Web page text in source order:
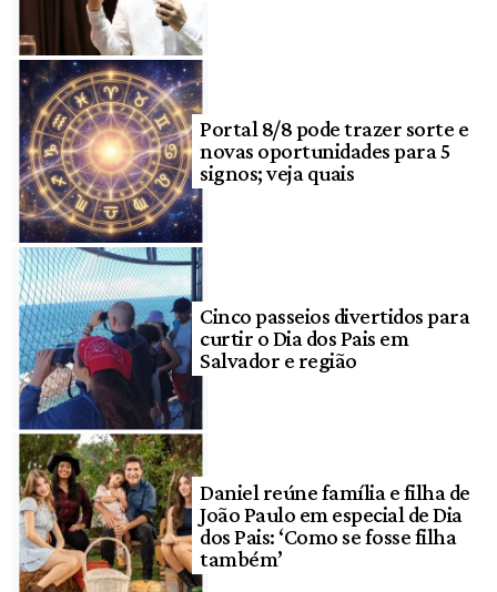
Portal 8/8 pode trazer sorte e
novas oportunidades para 5
signos; veja quais
Cinco passeios divertidos para
curtir o Dia dos Pais em
Salvador e região
Daniel reúne família e filha de
João Paulo em especial de Dia
dos Pais: ‘Como se fosse filha
também’